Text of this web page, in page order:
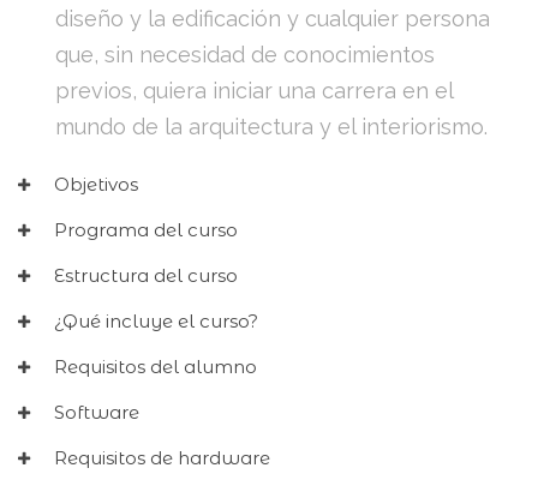
diseño y la edificación y cualquier persona
que, sin necesidad de conocimientos
previos, quiera iniciar una carrera en el
mundo de la arquitectura y el interiorismo.
Objetivos
Programa del curso
Estructura del curso
¿Qué incluye el curso?
Requisitos del alumno
Software
Requisitos de hardware